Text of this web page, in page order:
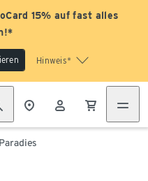
15% auf fast alles
Hinweis*
Paradies